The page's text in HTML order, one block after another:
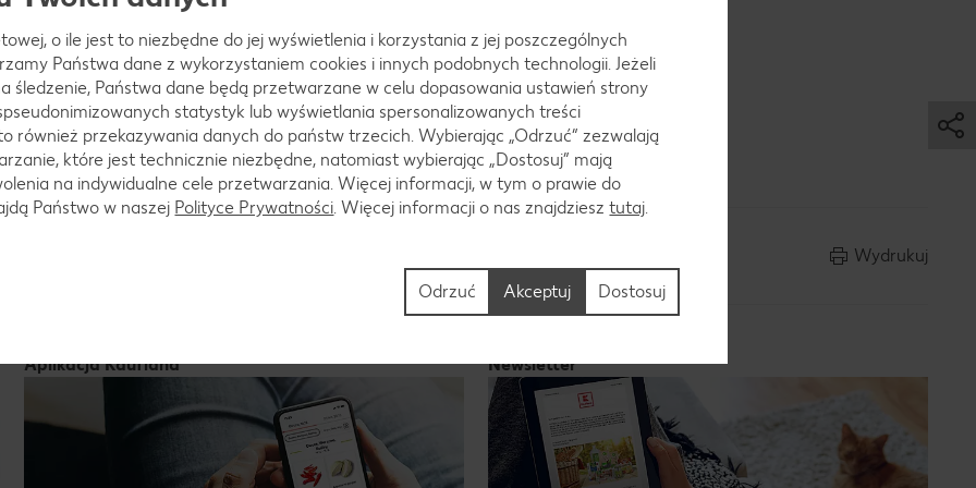
i doprawić solą. Grillować 15–25 minut.
Wydrukuj
Aplikacja Kaufland Newsletter
o ile jest to niezbędne do jej wyświetlenia i korzystania z jej poszczególnych
Państwa dane z wykorzystaniem cookies i innych podobnych technologii. Jeżeli
śledzenie, Państwa dane będą przetwarzane w celu dopasowania ustawień strony
statystyk lub wyświetlania spersonalizowanych treści
również przekazywania danych do państw trzecich. Wybierając „Odrzuć“ zezwalają
które jest technicznie niezbędne, natomiast wybierając „Dostosuj” mają
na indywidualne cele przetwarzania. Więcej informacji, w tym o prawie do
Państwo w naszej Polityce Prywatności. Więcej informacji o nas znajdziesztutaj.
Dostosuj
Odrzuć Akceptuj